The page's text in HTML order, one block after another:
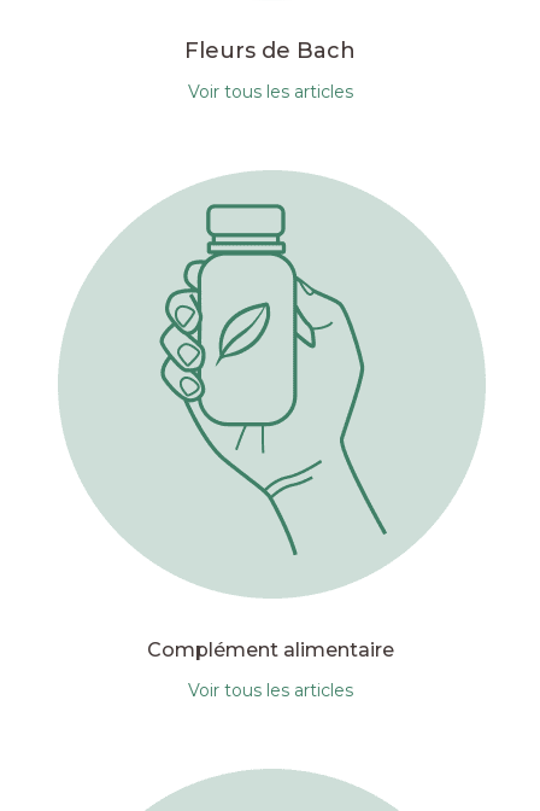
Fleurs de Bach
Voir tous les articles
Complément alimentaire
Voir tous les articles